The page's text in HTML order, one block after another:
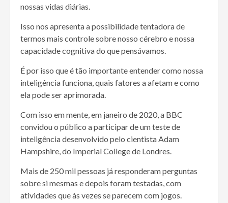
nossas vidas diárias.
Isso nos apresenta a possibilidade tentadora de
termos mais controle sobre nosso cérebro e nossa
capacidade cognitiva do que pensávamos.
É por isso que é tão importante entender como nossa
inteligência funciona, quais fatores a afetam e como
ela pode ser aprimorada.
Com isso em mente, em janeiro de 2020, a BBC
convidou o público a participar de um teste de
inteligência desenvolvido pelo cientista Adam
Hampshire, do Imperial College de Londres.
Mais de 250 mil pessoas já responderam perguntas
sobre si mesmas e depois foram testadas, com
atividades que às vezes se parecem com jogos.